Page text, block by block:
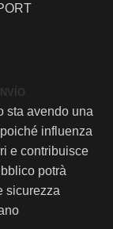
sta avendo una
influenza
e contribuisce
potrà
sicurezza